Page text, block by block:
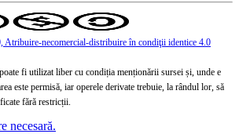
necomercial-distribuire în condiţii identice 4.0
fi utilizat liber cu condiția menționării sursei și, unde e
este permisă, iar operele derivate trebuie, la rândul lor, să
fără restricții.
necesară.